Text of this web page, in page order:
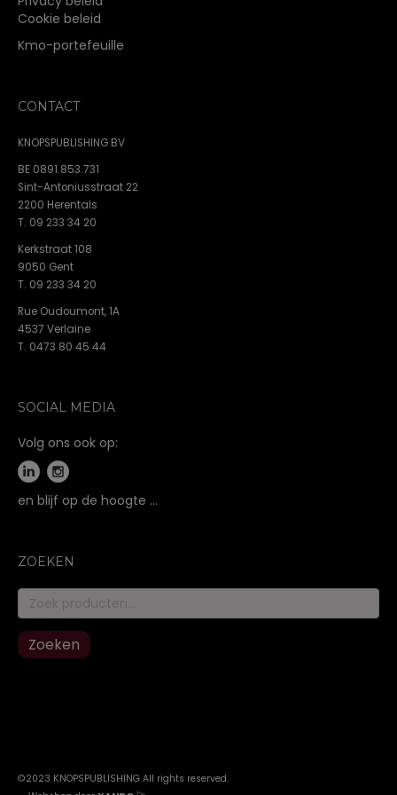
Cookie beleid
Kmo-portefeuille
CONTACT
KNOPSPUBLISHING BV
BE 0891.853.731
Sint-Antoniusstraat 22
2200 Herentals
T. 09 233 34 20
Kerkstraat 108
9050 Gent
T. 09 233 34 20
Rue Oudoumont, 1A
4537 Verlaine
T. 0473 80 45 44
SOCIAL MEDIA
Volg ons ook op:
en blijf op de hoogte …
ZOEKEN
Zoeken
naar:
Zoeken
©2023 KNOPSPUBLISHING All rights reserved.